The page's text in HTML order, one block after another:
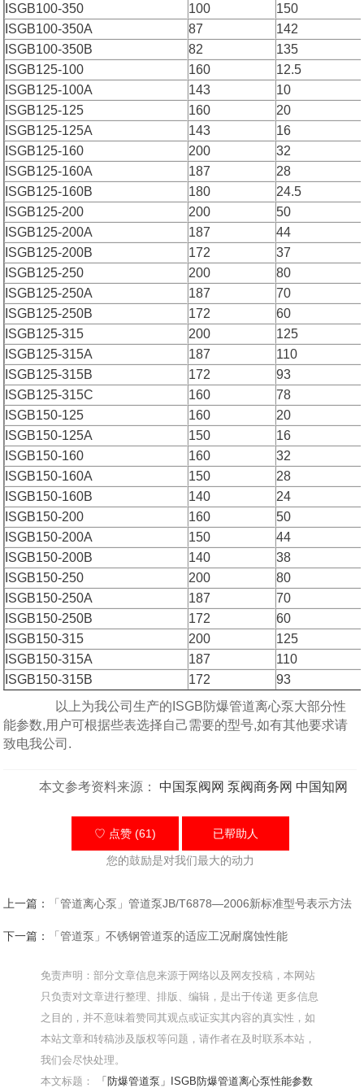
ISGB100-350 100
150
ISGB100-350A
87
142
ISGB100-350B
82
135
ISGB125-100
160
12.5
ISGB125-100A
143
10
ISGB125-125
160
20
ISGB125-125A
143
16
ISGB125-160
200
32
ISGB125-160A
187
28
ISGB125-160B
180
24.5
ISGB125-200
200
50
ISGB125-200A
187
44
ISGB125-200B
172
37
ISGB125-250
200
80
ISGB125-250A
187
70
ISGB125-250B
172
60
ISGB125-315
200
125
ISGB125-315A
187
110
ISGB125-315B
172
93
ISGB125-315C
160
78
ISGB150-125
160
20
ISGB150-125A
150
16
ISGB150-160
160
32
ISGB150-160A
150
28
ISGB150-160B
140
24
ISGB150-200
160
50
ISGB150-200A
150
44
ISGB150-200B
140
38
ISGB150-250
200
80
ISGB150-250A
187
70
ISGB150-250B
172
60
ISGB150-315
200
125
ISGB150-315A
187
110
ISGB150-315B
172
93
以上为我公司生产的ISGB防爆管道离心泵大部分性
能参数,用户可根据些表选择自己需要的型号,如有其他要求请
致电我公司.
本文参考资料来源： 中国泵阀网 泵阀商务网 中国知网
♡ 点赞 (61) 已帮助 人
您的鼓励是对我们最大的动力
上一篇： 「管道离心泵」管道泵JB/T6878—2006新标准型号表示方法
下一篇： 「管道泵」不锈钢管道泵的适应工况耐腐蚀性能
免责声明：部分文章信息来源于网络以及网友投稿，本网站
只负责对文章进行整理、排版、编辑，是出于传递 更多信息
之目的，并不意味着赞同其观点或证实其内容的真实性，如
本站文章和转稿涉及版权等问题，请作者在及时联系本站，
我们会尽快处理。
本文标题：
「防爆管道泵」ISGB防爆管道离心泵性能参数